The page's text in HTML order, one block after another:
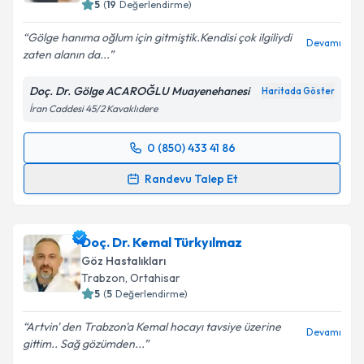
Kişisel verilerimin işlenmesine ilişkin
Metni'ni okudum ve kişisel verilerimin belirtilen
kapsamda işlenmesini kabul ediyorum.
Takvim Talebini Gönder
5 (19 Değerlendirme)
Gölge hanıma oğlum için gitmiştik.Kendisi çok ilgiliydi
zaten alanın da...
Devamı
Doç. Dr. Gölge ACAROĞLU Muayenehanesi Haritada Göster
İran Caddesi 45/2 Kavaklıdere
0 (850) 433 41 86
Randevu Talep Et
Randevu Takvimi Talebi
takvim hazırlandığında e-posta ile bilgilendireceğiz.
E-posta Adresiniz
Kişisel verilerimin işlenmesine ilişkin
Doç. Dr. Kemal Türkyılmaz
Göz Hastalıkları
Trabzon, Ortahisar
5 (5 Değerlendirme)
Artvin' den Trabzon'a Kemal hocayı tavsiye üzerine
gittim.. Sağ gözümden...
Devamı